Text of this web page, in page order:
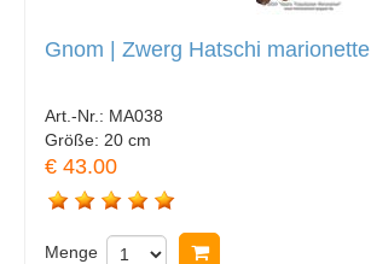
Gnom | Zwerg Hatschi marionette
Art.-Nr.: MA038
Größe: 20 cm
€ 43.00
Menge